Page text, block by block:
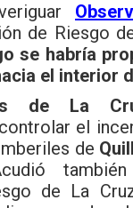
de Riesgo
se habría
el interior
de La
el
de
de La